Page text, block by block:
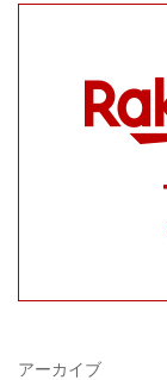
アーカイブ